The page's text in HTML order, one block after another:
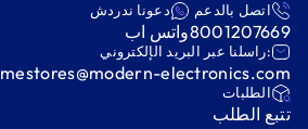
اتصل بالدعم
8001207669
دعونا ندردش
واتس اب
:راسلنا عبر البريد الإلكتروني
mestores@modern-electronics.com
‫الطلبات‬
‫تتبع الطلب‬